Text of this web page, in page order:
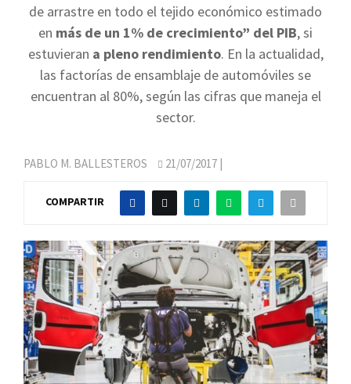
de arrastre en todo el tejido económico estimado
en más de un 1% de crecimiento” del PIB, si
estuvieran a pleno rendimiento. En la actualidad,
las factorías de ensamblaje de automóviles se
encuentran al 80%, según las cifras que maneja el
sector.
PABLO M. BALLESTEROS 21/07/2017 |
COMPARTIR